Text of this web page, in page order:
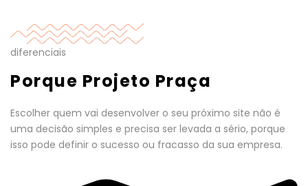
diferenciais
Porque Projeto Praça
Escolher quem vai desenvolver o seu próximo site não é
uma decisão simples e precisa ser levada a sério, porque
isso pode definir o sucesso ou fracasso da sua empresa.